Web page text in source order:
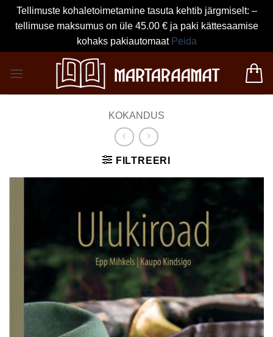
Tellimuste kohaletoimetamine tasuta kehtib järgmiselt: –
tellimuse maksumus on üle 45.00 € ja paki kättesaamise
kohaks pakiautomaat Peida
KOKANDUS
FILTREERI